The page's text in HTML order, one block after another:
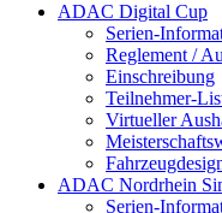
ADAC Digital Cup
Serien-
Reglement /
Einschreibung
Teilnehmer-
Virtueller
ADAC Nordrhein
Serien-